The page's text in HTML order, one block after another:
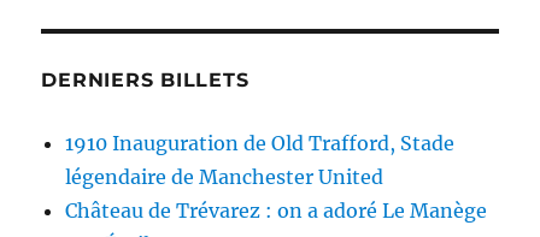
DERNIERS BILLETS
1910 Inauguration de Old Trafford, Stade
légendaire de Manchester United
Château de Trévarez : on a adoré Le Manège